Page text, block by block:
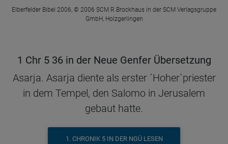
Elberfelder Bibel 2006, © 2006 SCM R.Brockhaus in der SCM Verlagsgruppe
GmbH, Holzgerlingen
1 Chr 5 36 in der Neue Genfer Übersetzung
Asarja. Asarja diente als erster ´Hoher`priester
in dem Tempel, den Salomo in Jerusalem
gebaut hatte.
1. CHRONIK 5 IN DER NGÜ LESEN